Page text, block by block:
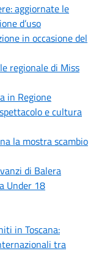
aggiornate le
d’uso
in occasione del
regionale di Miss
in Regione
e cultura
la mostra scambio
di Balera
Under 18
in Toscana:
tra